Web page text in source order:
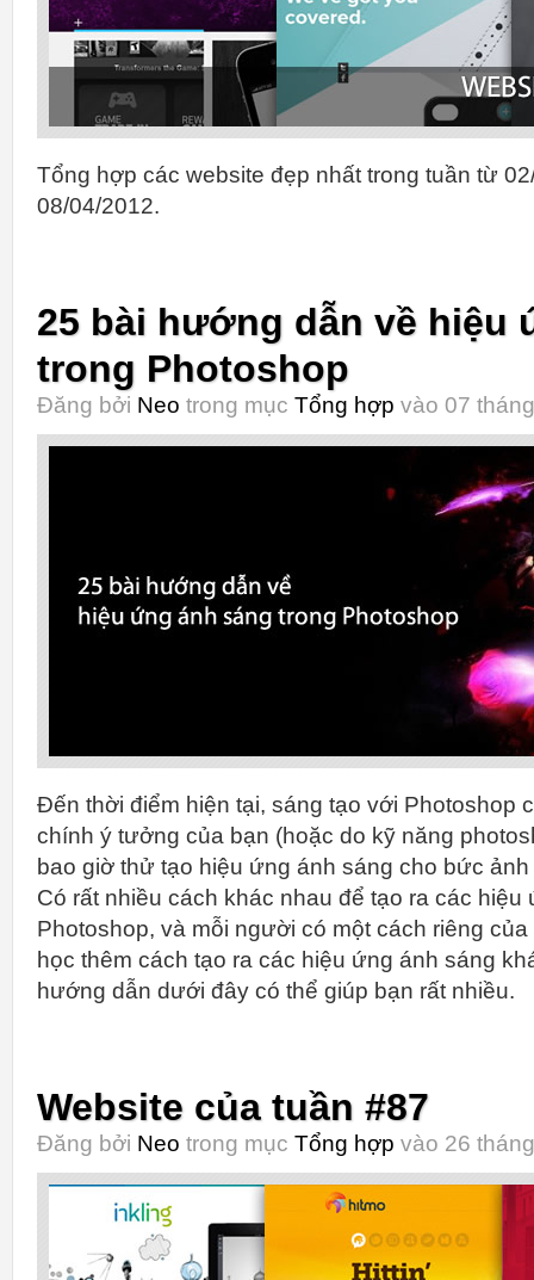
Tổng hợp các website đẹp nhất trong tuần từ
08/04/2012.
25 bài hướng dẫn về hiệu
trong Photoshop
Đăng bởi Neo trong mục Tổng hợp vào 07
Đến thời điểm hiện tại, sáng tạo với Photoshop
chính ý tưởng của bạn (hoặc do kỹ năng
bao giờ thử tạo hiệu ứng ánh sáng cho bức
Có rất nhiều cách khác nhau để tạo ra các hiệu
Photoshop, và mỗi người có một cách riêng
học thêm cách tạo ra các hiệu ứng ánh sáng
hướng dẫn dưới đây có thể giúp bạn rất nhiều.
Website của tuần #87
Đăng bởi Neo trong mục Tổng hợp vào 26